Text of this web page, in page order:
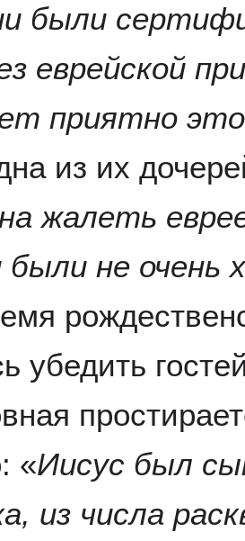
были
еврейской
приятно
из их
жалеть
были не очень
убедить
«Иисус был
из числа